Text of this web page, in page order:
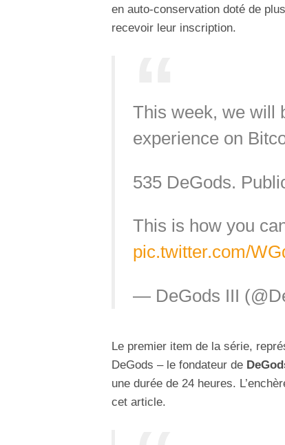
en auto-conservation doté de
recevoir leur inscription.
This week, we will
experience on
535 DeGods.
This is how you
pic.twitter.com/
— DeGods III
Le premier item de la série,
DeGods – le fondateur de
une durée de 24 heures.
cet article.